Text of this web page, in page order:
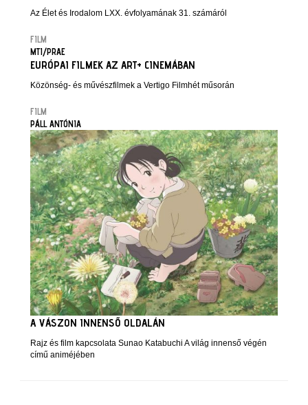
Az Élet és Irodalom LXX. évfolyamának 31. számáról
FILM
MTI/PRAE
EURÓPAI FILMEK AZ ART+ CINEMÁBAN
Közönség- és művészfilmek a Vertigo Filmhét műsorán
FILM
PÁLL ANTÓNIA
A VÁSZON INNENSŐ OLDALÁN
Rajz és film kapcsolata Sunao Katabuchi A világ innenső végén
című animéjében